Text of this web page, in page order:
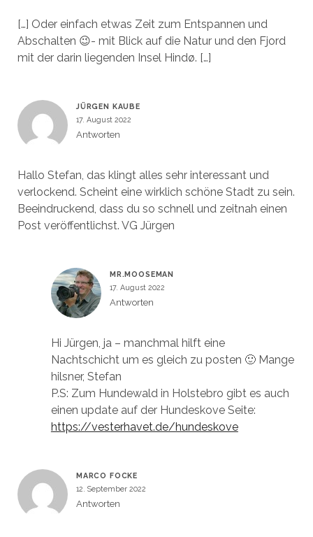
[…] Oder einfach etwas Zeit zum Entspannen und
Abschalten 😉- mit Blick auf die Natur und den Fjord
mit der darin liegenden Insel Hindø. […]
JÜRGEN KAUBE
17. August 2022
Antworten
Hallo Stefan, das klingt alles sehr interessant und
verlockend. Scheint eine wirklich schöne Stadt zu sein.
Beeindruckend, dass du so schnell und zeitnah einen
Post veröffentlichst. VG Jürgen
MR.MOOSEMAN
17. August 2022
Antworten
Hi Jürgen, ja – manchmal hilft eine
Nachtschicht um es gleich zu posten 🙂 Mange
hilsner, Stefan
P.S: Zum Hundewald in Holstebro gibt es auch
einen update auf der Hundeskove Seite:
https://vesterhavet.de/hundeskove
MARCO FOCKE
12. September 2022
Antworten